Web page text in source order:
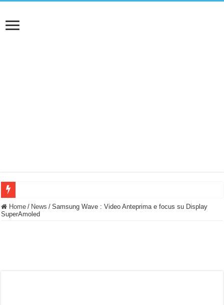
BASTA FATICARE! Questo robot tagliaerba lo appoggi e fa tutto lui! (Senza
Home / News / Samsung Wave : Video Anteprima e focus su Display
SuperAmoled